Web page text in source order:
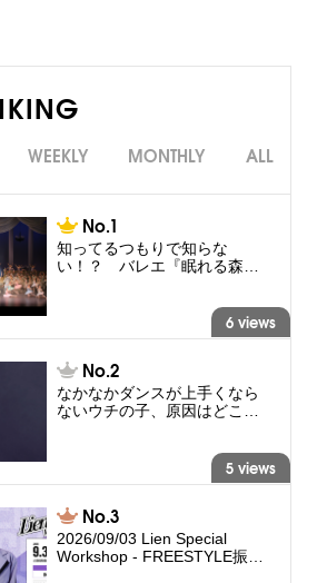
WEEKLY MONTHLY ALL
知ってるつもりで知らな
い！？ バレエ『眠れる森…
6 views
なかなかダンスが上手くなら
ないウチの子、原因はどこ…
5 views
2026/09/03 Lien Special
Workshop - FREESTYLE振…